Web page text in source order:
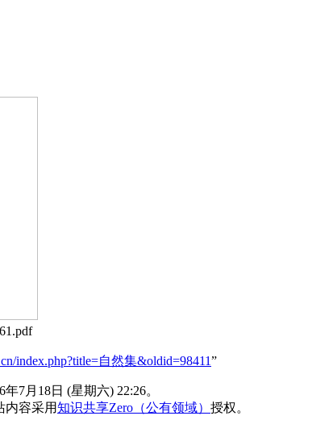
index.php?title=自然集&oldid=98411”
7月18日 (星期六) 22:26。
内容采用知识共享Zero（公有领域） 授权。